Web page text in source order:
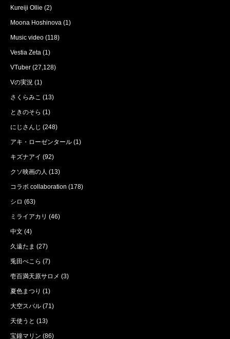
Kureiji Ollie (2)
Moona Hoshinova (1)
Music video (118)
Vestia Zeta (1)
VTuber (27,128)
Vの実況 (1)
さくらみこ (13)
ときのそら (1)
にじさんじ (248)
アキ・ローゼンタール (1)
キズナアイ (92)
クソ映画の人 (13)
コラボ collaboration (178)
シロ (63)
ミライアカリ (46)
中文 (4)
久遠たま (27)
兎田ぺこら (7)
壱百満天原サロメ (3)
夏色まつり (1)
大空スバル (71)
天使うと (13)
宝鐘マリン (86)